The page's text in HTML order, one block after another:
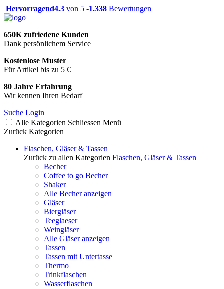
Hervorragend4.3 von 5 -1.338 Bewertungen
650K zufriedene Kunden
Dank persönlichem Service
Kostenlose Muster
Für Artikel bis zu 5 €
80 Jahre Erfahrung
Wir kennen Ihren Bedarf
Suche Login
Alle Kategorien Schliessen Menü
Zurück Kategorien
Flaschen, Gläser & Tassen
Zurück zu allen Kategorien Flaschen, Gläser & Tassen
Becher
Coffee to go Becher
Shaker
Alle Becher anzeigen
Gläser
Biergläser
Teeglaeser
Weingläser
Alle Gläser anzeigen
Tassen
Tassen mit Untertasse
Thermo
Trinkflaschen
Wasserflaschen